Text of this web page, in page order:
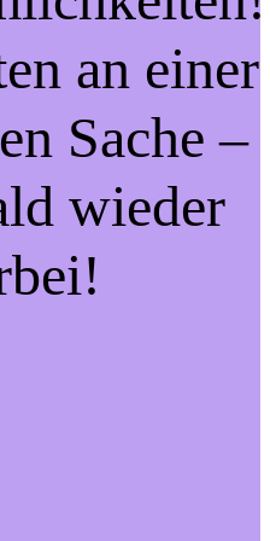
an einer
Sache –
wieder